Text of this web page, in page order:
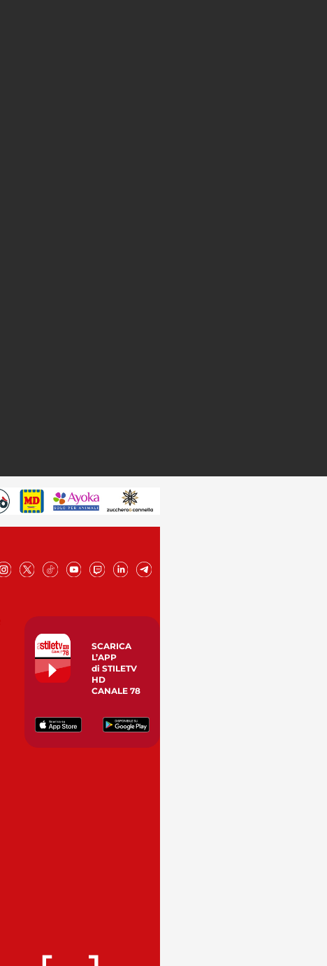
SCARICA
L’APP
di STILETV
HD
CANALE 78